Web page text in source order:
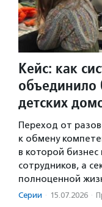
Кейс: как
объединило
детских
Переход от
к обмену
в которой
сотрудников, а
полноценной
Серии · 15.07.2026 ·